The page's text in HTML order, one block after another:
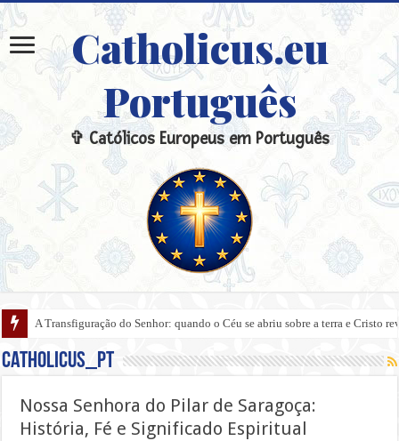
Catholicus.eu
Português
✞ Católicos Europeus em Português
A Transfiguração do Senhor: quando o Céu se abriu sobre a terra e Cristo
catholicus_pt
Nossa Senhora do Pilar de Saragoça:
História, Fé e Significado Espiritual